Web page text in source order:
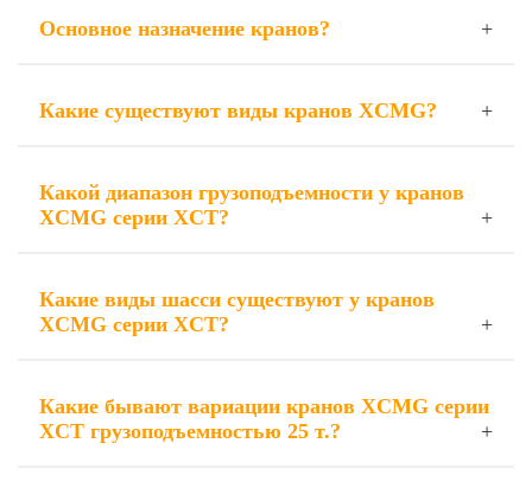
Основное назначение кранов?
Какие существуют виды кранов XCMG?
Какой диапазон грузоподъемности у кранов
XCMG серии XCT?
Какие виды шасси существуют у кранов
XCMG серии XCT?
Какие бывают вариации кранов XCMG серии
XCT грузоподъемностью 25 т.?